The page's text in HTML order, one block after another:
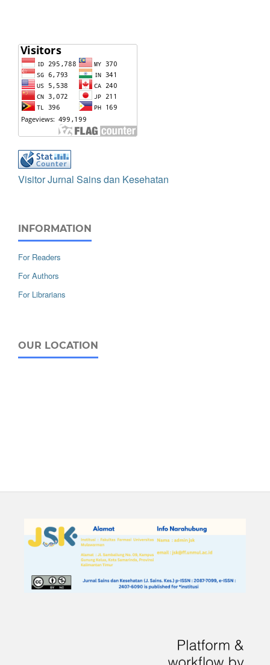
Visitor Jurnal Sains dan Kesehatan
INFORMATION
For Readers
For Authors
For Librarians
OUR LOCATION